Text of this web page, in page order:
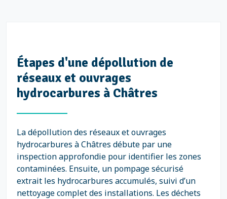
Étapes d'une dépollution de
réseaux et ouvrages
hydrocarbures à Châtres
La dépollution des réseaux et ouvrages
hydrocarbures à Châtres débute par une
inspection approfondie pour identifier les zones
contaminées. Ensuite, un pompage sécurisé
extrait les hydrocarbures accumulés, suivi d’un
nettoyage complet des installations. Les déchets